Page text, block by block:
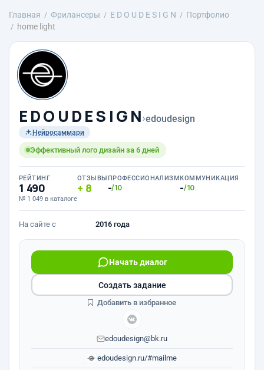
Главная Фрилансеры E D O U D E S I G N
Портфолио
home light
E D O U D E S I G N›edoudesign
Нейросаммари
Эффективный лого дизайн за 6 дней
РЕЙТИНГ
1 490
№ 1 049 в каталоге
ОТЗЫВЫ
8
ПРОФЕССИОНАЛИЗМ
-/10
КОММУНИКАЦИЯ
-/10
На сайте с 2016 года
Начать диалог
edoudesign@bk.ru
edoudesign.ru/#mailme
Создать задание
Добавить в избранное